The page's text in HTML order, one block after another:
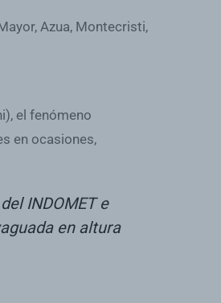
Azua, Montecristi,
el fenómeno
en ocasiones,
INDOMET e
en altura